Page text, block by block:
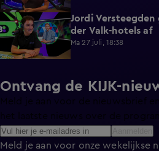
4:47
Jordi
der Valk-hotels af
Ma 27 juli, 18:38
Ontvang de KIJK-
Meld je aan voor de nieuwsbrief
het laatste nieuws over de
Meld je aan voor onze wekelijkse